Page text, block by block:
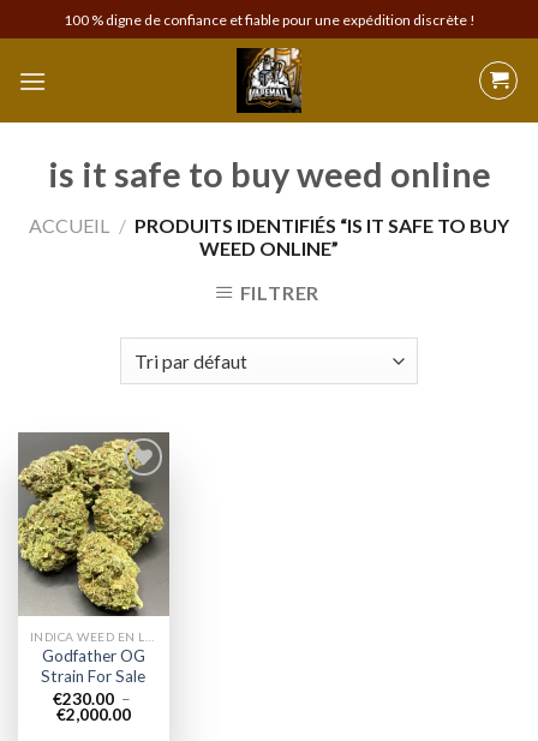
to
content
100 % digne de confiance et fiable pour une expédition discrète !
is it safe to buy weed online
ACCUEIL / PRODUITS IDENTIFIÉS “IS IT SAFE TO BUY
WEED ONLINE”
FILTRER
Add to
wishlist
Godfather OG
Strain For Sale
€230.00 –
€2,000.00Plage